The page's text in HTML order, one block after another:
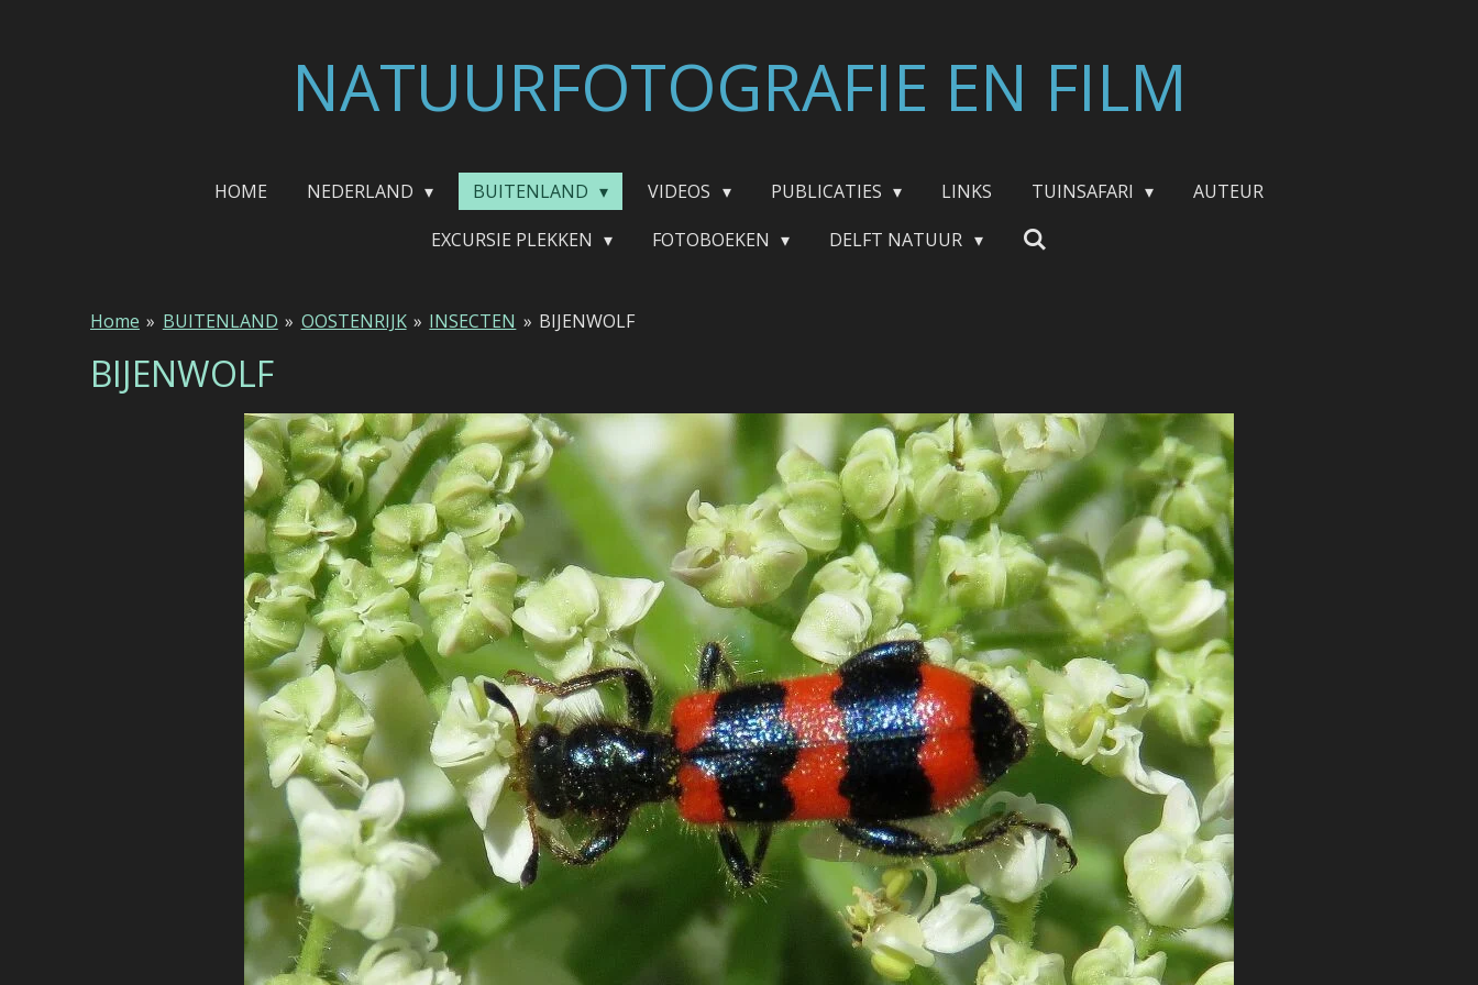
NATUURFOTOGRAFIE EN FILM
HOME NEDERLAND BUITENLAND VIDEOS PUBLICATIES LINKS TUINSAFARI
AUTEUR
EXCURSIE PLEKKEN
FOTOBOEKEN DELFT NATUUR
Home » BUITENLAND » OOSTENRIJK » INSECTEN » BIJENWOLF
BIJENWOLF